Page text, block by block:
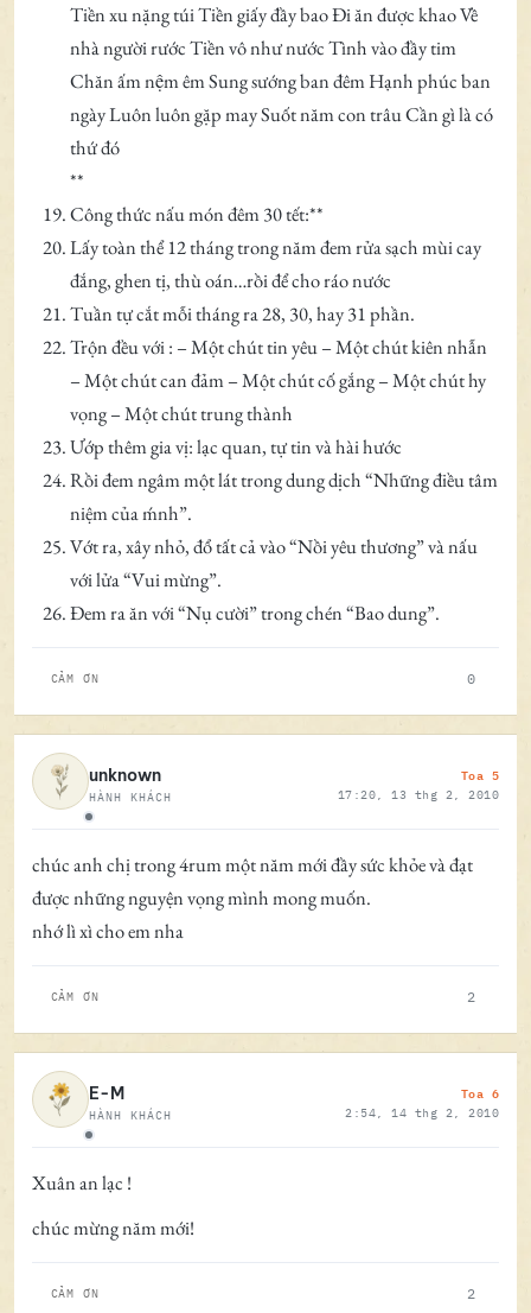
Tiền xu nặng túi Tiền giấy đầy bao Đi ăn được khao Về
nhà người rước Tiền vô như nước Tình vào đầy tim
Chăn ấm nệm êm Sung sướng ban đêm Hạnh phúc ban
ngày Luôn luôn gặp may Suốt năm con trâu Cần gì là có
thứ đó
**
Công thức nấu món đêm 30 tết:**
Lấy toàn thể 12 tháng trong năm đem rửa sạch mùi cay
đắng, ghen tị, thù oán…rồi để cho ráo nước
Tuần tự cắt mỗi tháng ra 28, 30, hay 31 phần.
Trộn đều với : – Một chút tin yêu – Một chút kiên nhẫn
– Một chút can đảm – Một chút cố gắng – Một chút hy
vọng – Một chút trung thành
Ướp thêm gia vị: lạc quan, tự tin và hài hước
Rồi đem ngâm một lát trong dung dịch “Những điều tâm
niệm của ḿnh”.
Vớt ra, xây nhỏ, đổ tất cả vào “Nồi yêu thương” và nấu
với lửa “Vui mừng”.
Đem ra ăn với “Nụ cười” trong chén “Bao dung”.
CẢM ƠN 0
Ngoại tuyến
unknown
HÀNH KHÁCH
Toa 5
17:20, 13 thg 2, 2010
chúc anh chị trong 4rum một năm mới đầy sức khỏe và đạt
được những nguyện vọng mình mong muốn.
nhớ lì xì cho em nha
CẢM ƠN 2
Ngoại tuyến
E-M
HÀNH KHÁCH
Toa 6
2:54, 14 thg 2, 2010
Xuân an lạc !
chúc mừng năm mới!
CẢM ƠN 2